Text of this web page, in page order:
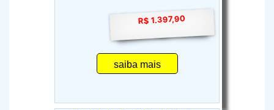
R$ 1.397,90
saiba mais